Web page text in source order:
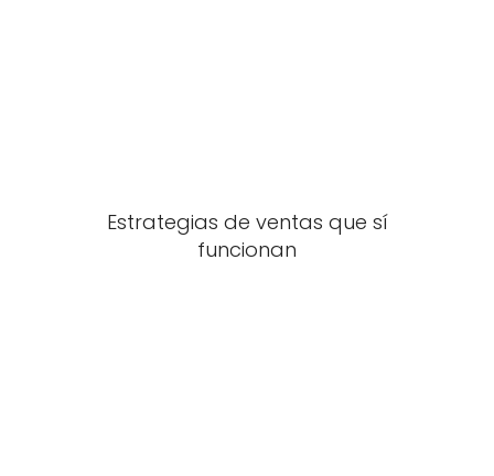
Estrategias de ventas que sí
funcionan